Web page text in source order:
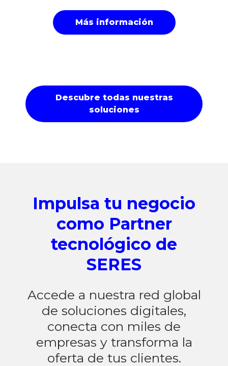
Más información
Descubre todas nuestras
soluciones
Impulsa tu negocio
como Partner
tecnológico de
SERES
Accede a nuestra red global
de soluciones digitales,
conecta con miles de
empresas y transforma la
oferta de tus clientes.